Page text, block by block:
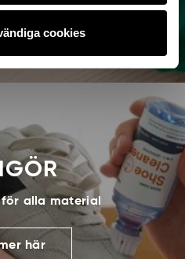
cookies
alla material
här